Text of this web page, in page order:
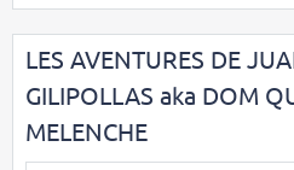
LES AVENTURES DE
GILIPOLLAS aka DOM
MELENCHE